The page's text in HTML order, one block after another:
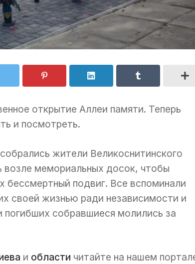
открытие Аллеи памяти. Теперь
и посмотреть.
жители Великоснитинского
возле мемориальных досок, чтобы
бессмертный подвиг. Все вспоминали
своей жизнью ради независимости и
собравшиеся молились за
и области читайте на нашем